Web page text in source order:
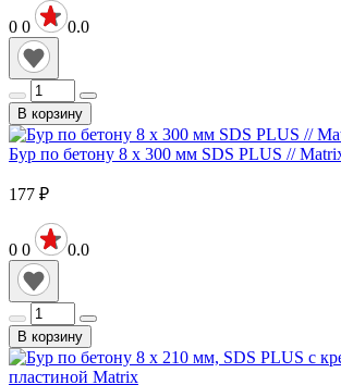
0 0 0.0
В корзину
Бур по бетону 8 х 300 мм SDS PLUS //
177 ₽
0 0 0.0
В корзину